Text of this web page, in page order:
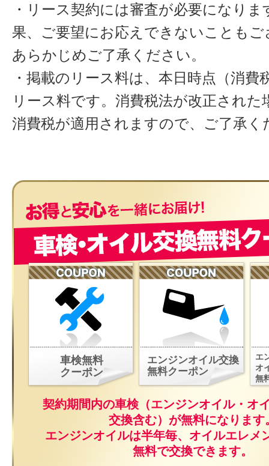
・リース契約には審査が必要になりま
果、ご要望にお応えできないことも
あらかじめご了承ください。
・掲載のリース料は、本日時点（消費
リース料です。消費税法が改正された
消費税が適用されますので、ご了承く
車検無料
クーポン
エンジンオイル交換
無料クーポン
エ
オ
無
契約期間内の車検（エンジンオイル・オ
交換含む）が無料になります
エンジンオイルは半年毎、オイルエレメ
無料で交換できます。